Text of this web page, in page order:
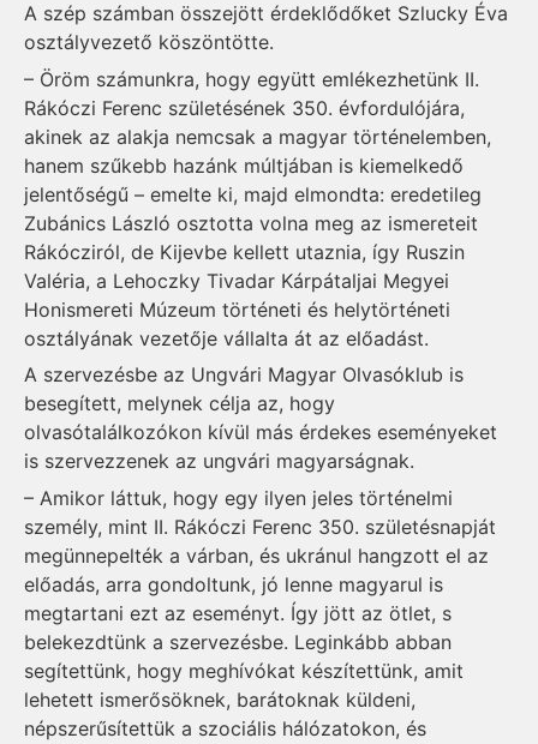
A szép számban összejött érdeklődőket Szlucky Éva
osztályvezető köszöntötte.
– Öröm számunkra, hogy együtt emlékezhetünk II.
Rákóczi Ferenc születésének 350. évfordulójára,
akinek az alakja nemcsak a magyar történelemben,
hanem szűkebb hazánk múltjában is kiemelkedő
jelentőségű – emelte ki, majd elmondta: eredetileg
Zubánics László osztotta volna meg az ismereteit
Rákócziról, de Kijevbe kellett utaznia, így Ruszin
Valéria, a Lehoczky Tivadar Kárpátaljai Megyei
Honismereti Múzeum történeti és helytörténeti
osztályának vezetője vállalta át az előadást.
A szervezésbe az Ungvári Magyar Olvasóklub is
besegített, melynek célja az, hogy
olvasótalálkozókon kívül más érdekes eseményeket
is szervezzenek az ungvári magyarságnak.
– Amikor láttuk, hogy egy ilyen jeles történelmi
személy, mint II. Rákóczi Ferenc 350. születésnapját
megünnepelték a várban, és ukránul hangzott el az
előadás, arra gondoltunk, jó lenne magyarul is
megtartani ezt az eseményt. Így jött az ötlet, s
belekezdtünk a szervezésbe. Leginkább abban
segítettünk, hogy meghívókat készítettünk, amit
lehetett ismerősöknek, barátoknak küldeni,
népszerűsítettük a szociális hálózatokon, és